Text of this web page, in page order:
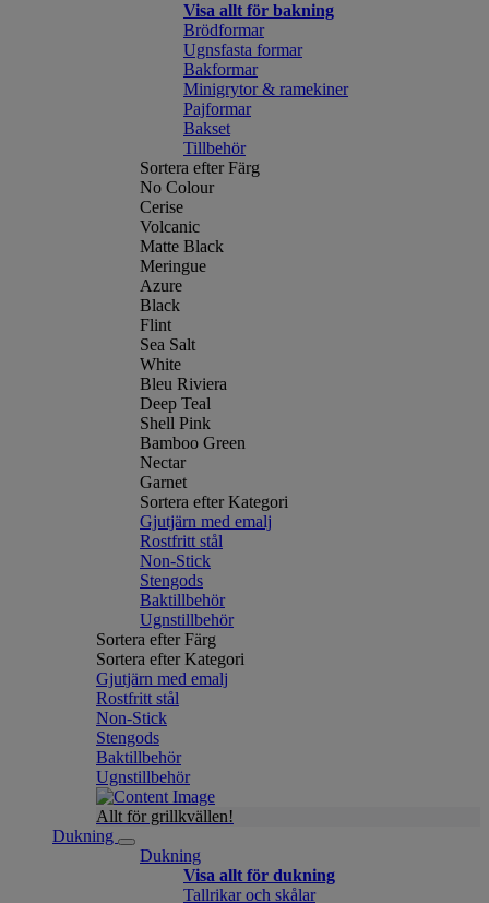
Visa allt för bakning
Brödformar
Ugnsfasta formar
Bakformar
Minigrytor & ramekiner
Pajformar
Bakset
Tillbehör
Sortera efter Färg
No Colour
Cerise
Volcanic
Matte Black
Meringue
Azure
Black
Flint
Sea Salt
White
Bleu Riviera
Deep Teal
Shell Pink
Bamboo Green
Nectar
Garnet
Sortera efter Kategori
Gjutjärn med emalj
Rostfritt stål
Non-Stick
Stengods
Baktillbehör
Ugnstillbehör
Sortera efter Färg
Sortera efter Kategori
Gjutjärn med emalj
Rostfritt stål
Non-Stick
Stengods
Baktillbehör
Ugnstillbehör
Allt för grillkvällen!
Dukning
Dukning
Visa allt för dukning
Tallrikar och skålar